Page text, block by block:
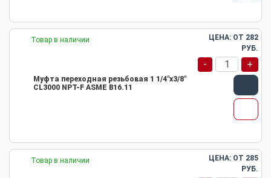
Товар в наличии
Муфта переходная резьбовая 1 1/4"х3/8"
CL3000 NPT-F ASME B16.11
ЦЕНА: ОТ 282
РУБ.
- +
Товар в наличии ЦЕНА: ОТ 285
РУБ.